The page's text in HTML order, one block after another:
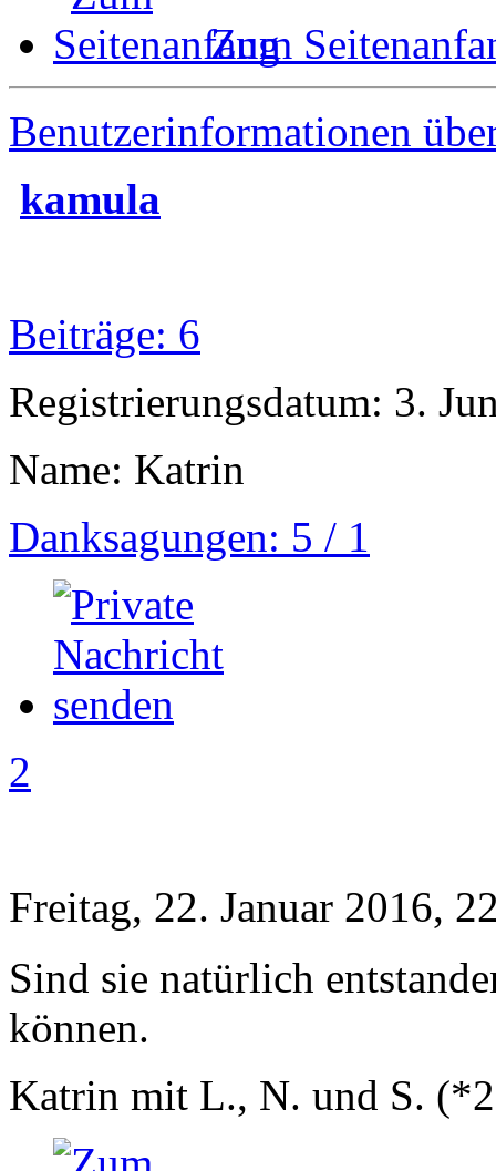
Zum
Benutzerinformationen
kamula
Beiträge: 6
Registrierungsdatum: 3.
Name: Katrin
Danksagungen: 5 / 1
2
Freitag, 22. Januar 2016,
Sind sie natürlich
können.
Katrin mit L., N. und S.